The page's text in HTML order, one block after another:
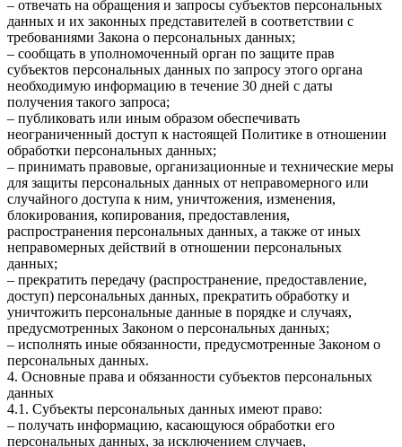
– отвечать на обращения и запросы субъектов персональных
данных и их законных представителей в соответствии с
требованиями Закона о персональных данных;
– сообщать в уполномоченный орган по защите прав
субъектов персональных данных по запросу этого органа
необходимую информацию в течение 30 дней с даты
получения такого запроса;
– публиковать или иным образом обеспечивать
неограниченный доступ к настоящей Политике в отношении
обработки персональных данных;
– принимать правовые, организационные и технические меры
для защиты персональных данных от неправомерного или
случайного доступа к ним, уничтожения, изменения,
блокирования, копирования, предоставления,
распространения персональных данных, а также от иных
неправомерных действий в отношении персональных
данных;
– прекратить передачу (распространение, предоставление,
доступ) персональных данных, прекратить обработку и
уничтожить персональные данные в порядке и случаях,
предусмотренных Законом о персональных данных;
– исполнять иные обязанности, предусмотренные Законом о
персональных данных.
4. Основные права и обязанности субъектов персональных
данных
4.1. Субъекты персональных данных имеют право:
– получать информацию, касающуюся обработки его
персональных данных, за исключением случаев,